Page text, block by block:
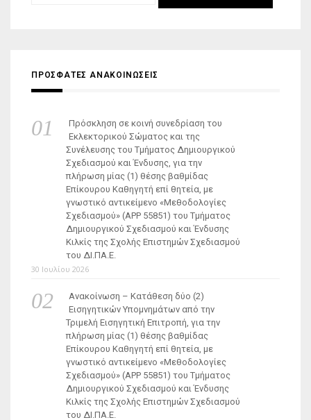
ΠΡΟΣΦΑΤΕΣ ΑΝΑΚΟΙΝΩΣΕΙΣ
Πρόσκληση σε κοινή συνεδρίαση του
Εκλεκτορικού Σώματος και της
Συνέλευσης του Τμήματος Δημιουργικού
Σχεδιασμού και Ένδυσης, για την
πλήρωση μίας (1) θέσης βαθμίδας
Επίκουρου Καθηγητή επί θητεία, με
γνωστικό αντικείμενο «Μεθοδολογίες
Σχεδιασμού» (ΑΡΡ 55851) του Τμήματος
Δημιουργικού Σχεδιασμού και Ένδυσης
Κιλκίς της Σχολής Επιστημών Σχεδιασμού
του ΔΙ.ΠΑ.Ε.
30 Ιουλίου 2026
Ανακοίνωση – Κατάθεση δύο (2)
Εισηγητικών Υπομνημάτων από την
Τριμελή Εισηγητική Επιτροπή, για την
πλήρωση μίας (1) θέσης βαθμίδας
Επίκουρου Καθηγητή επί θητεία, με
γνωστικό αντικείμενο «Μεθοδολογίες
Σχεδιασμού» (ΑΡΡ 55851) του Τμήματος
Δημιουργικού Σχεδιασμού και Ένδυσης
Κιλκίς της Σχολής Επιστημών Σχεδιασμού
του ΔΙ.ΠΑ.Ε.